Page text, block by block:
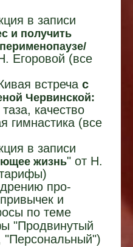
в записи
и получить
Егоровой (все
встреча с
Червинской:
качество
гимнастика (все
в записи
жизнь" от Н.
про-
и
по теме
"Продвинутый
"Персональный")